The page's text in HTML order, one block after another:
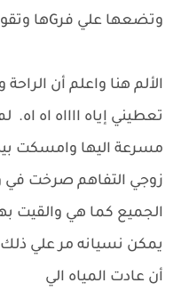
وتضعها علي فرGها وتقول الألم كل
الألم هنا واعلم أن
تعطيني إياه ااااه اه
مسرعة اليها وامسكت
زوجي التفاهم صرخت في
الجميع كما هي والقيت
يمكن نسيانه مر علي
أن عادت المياه الي